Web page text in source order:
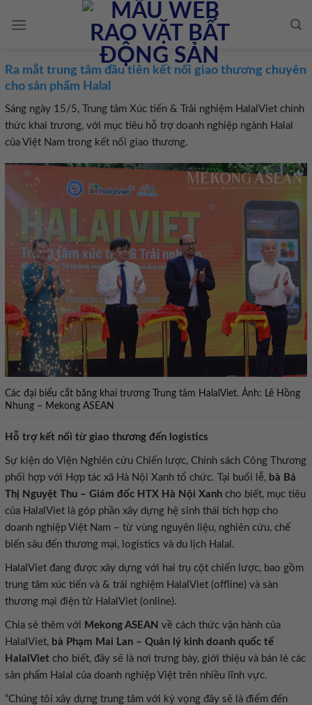
Ra mắt trung tâm đầu tiên kết nối giao thương chuyên
cho sản phẩm Halal
Sáng ngày 15/5, Trung tâm Xúc tiến & Trải nghiệm HalalViet chính
thức khai trương, với mục tiêu hỗ trợ doanh nghiệp ngành Halal
của Việt Nam trong kết nối giao thương.
Các đại biểu cắt băng khai trương Trung tâm HalalViet. Ảnh: Lê Hồng
Nhung – Mekong ASEAN
Hỗ trợ kết nối từ giao thương đến logistics
Sự kiện do Viện Nghiên cứu Chiến lược, Chính sách Công Thương
phối hợp với Hợp tác xã Hà Nội Xanh tổ chức. Tại buổi lễ, bà Bá
Thị Nguyệt Thu – Giám đốc HTX Hà Nội Xanh cho biết, mục tiêu
của HalalViet là góp phần xây dựng hệ sinh thái tích hợp cho
doanh nghiệp Việt Nam – từ vùng nguyên liệu, nghiên cứu, chế
biến sâu đến thương mại, logistics và du lịch Halal.
HalalViet đang được xây dựng với hai trụ cột chiến lược, bao gồm
trung tâm xúc tiến và & trải nghiệm HalalViet (offline) và sàn
thương mại điện tử HalalViet (online).
Chia sẻ thêm với Mekong ASEAN về cách thức vận hành của
HalalViet, bà Phạm Mai Lan – Quản lý kinh doanh quốc tế
HalalViet cho biết, đây sẽ là nơi trưng bày, giới thiệu và bán lẻ các
sản phẩm Halal của doanh nghiệp Việt trên nhiều lĩnh vực.
“Chúng tôi xây dựng trung tâm với kỳ vọng đây sẽ là điểm đến